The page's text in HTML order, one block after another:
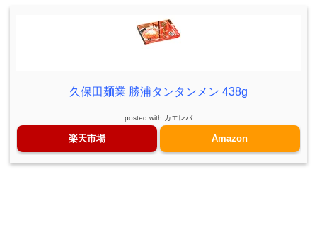
久保田麺業 勝浦タンタンメン 438g
posted with カエレバ
楽天市場 Amazon